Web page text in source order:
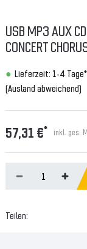
USB MP3 AUX
CONCERT
Lieferzeit: 1-4 Tage*
(Ausland abweichend)
57,31 €* inkl. ges.
Teilen: